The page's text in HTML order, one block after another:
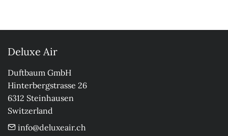
Deluxe Air
Duftbaum GmbH
Hinterbergstrasse 26
6312 Steinhausen
Switzerland
info@deluxeair.ch